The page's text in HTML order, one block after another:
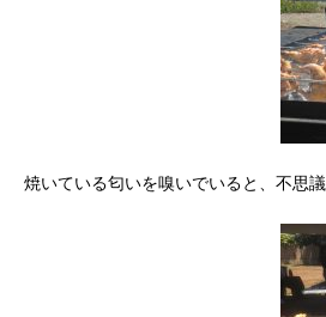
焼いている匂いを嗅いでいると、不思